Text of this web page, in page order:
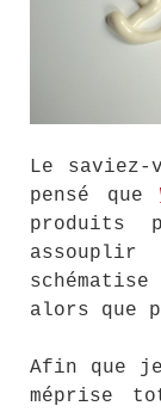
Le saviez-
pensé que
produits
alors que
Afin que je
méprise